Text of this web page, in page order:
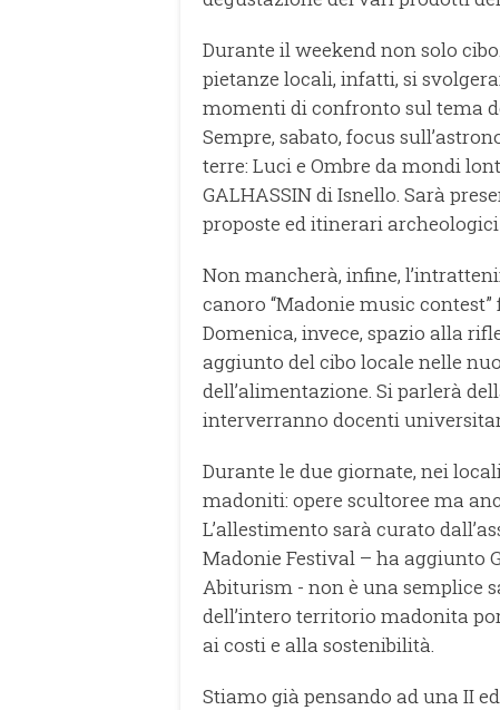
Durante il weekend non solo
pietanze locali, infatti, si
momenti di confronto sul tema
Sempre, sabato, focus
terre: Luci e Ombre da mondi
GALHASSIN di Isnello. Sarà
proposte ed itinerari
Non mancherà, infine,
canoro “Madonie music
Domenica, invece, spazio alla
aggiunto del cibo locale nelle
dell’alimentazione. Si parlerà
interverranno docenti
Durante le due giornate, nei
madoniti: opere scultoree ma
L’allestimento sarà curato
Madonie Festival – ha aggiunto
Abiturism - non è una semplice
dell’intero territorio madonita
ai costi e alla sostenibilità.
Stiamo già pensando ad una II